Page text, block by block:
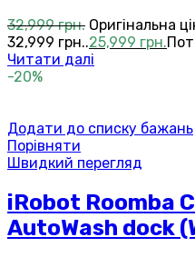
32,999грн. Оригінальна
32,999 грн..25,999 грн.
Читати далі
-20%
Додати до списку бажань
Порівняти
Швидкий перегляд
iRobot Roomba
AutoWash dock